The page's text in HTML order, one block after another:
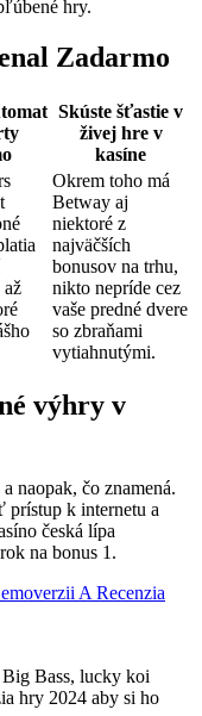
hry.
Zadarmo
Skúste šťastie v
živej hre v
kasíne
až
Okrem toho má
Betway aj
niektoré z
najväčších
bonusov na trhu,
nikto nepríde cez
vaše predné dvere
so zbraňami
vytiahnutými.
výhry v
naopak, čo znamená.
prístup k internetu a
česká lípa
na bonus 1.
A Recenzia
Big Bass, lucky koi
hry 2024 aby si ho